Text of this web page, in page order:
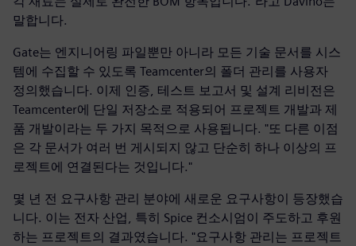
말합니다.
Gate는 엔지니어링 파일뿐만 아니라 모든 기술 문서를 시스
템에 수집할 수 있도록 Teamcenter의 폴더 관리를 사용자
정의했습니다. 이제 인증, 테스트 보고서 및 설계 리비전은
Teamcenter에 단일 저장소로 적용되어 프로젝트 개발과 제
품 개발이라는 두 가지 목적으로 사용됩니다. "또 다른 이점
은 각 문서가 여러 번 게시되지 않고 단순히 하나 이상의 프
로젝트에 연결된다는 것입니다."
몇 년 전 요구사항 관리 분야에 새로운 요구사항이 등장했습
니다. 이는 전자 산업, 특히 Spice 컨소시엄이 주도하고 후원
하는 프로젝트의 결과였습니다. "요구사항 관리는 프로젝트